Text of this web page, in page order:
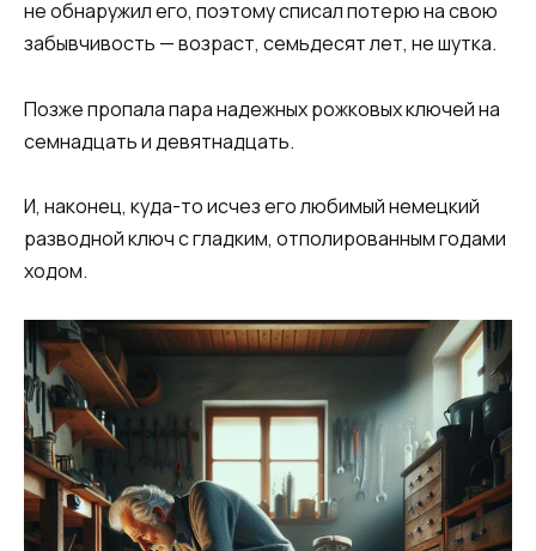
не обнаружил его, поэтому списал потерю на свою
забывчивость — возраст, семьдесят лет, не шутка.
Позже пропала пара надежных рожковых ключей на
семнадцать и девятнадцать.
И, наконец, куда-то исчез его любимый немецкий
разводной ключ с гладким, отполированным годами
ходом.